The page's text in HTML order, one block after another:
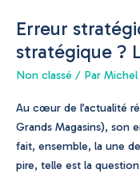
Erreur
stratégique ?
Non classé / Par
Au cœur de l’actualité
Grands Magasins), son
fait, ensemble, la une
pire, telle est la
ou
difficulté
stratégique
Le
cas
BHV
Shein.